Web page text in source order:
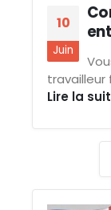
10
Juin
travailleur
Lire la